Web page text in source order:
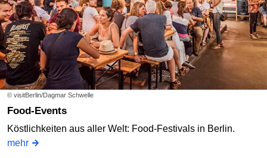
© visitBerlin/Dagmar Schwelle
Food-Events
Köstlichkeiten aus aller Welt: Food-Festivals in Berlin.
mehr